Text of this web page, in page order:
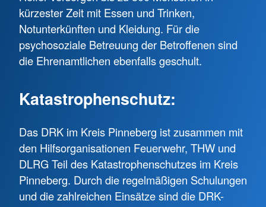
kürzester Zeit mit Essen und Trinken,
Notunterkünften und Kleidung. Für die
psychosoziale Betreuung der Betroffenen sind
die Ehrenamtlichen ebenfalls geschult.
Katastrophenschutz:
Das DRK im Kreis Pinneberg ist zusammen mit
den Hilfsorganisationen Feuerwehr, THW und
DLRG Teil des Katastrophenschutzes im Kreis
Pinneberg. Durch die regelmäßigen Schulungen
und die zahlreichen Einsätze sind die DRK-